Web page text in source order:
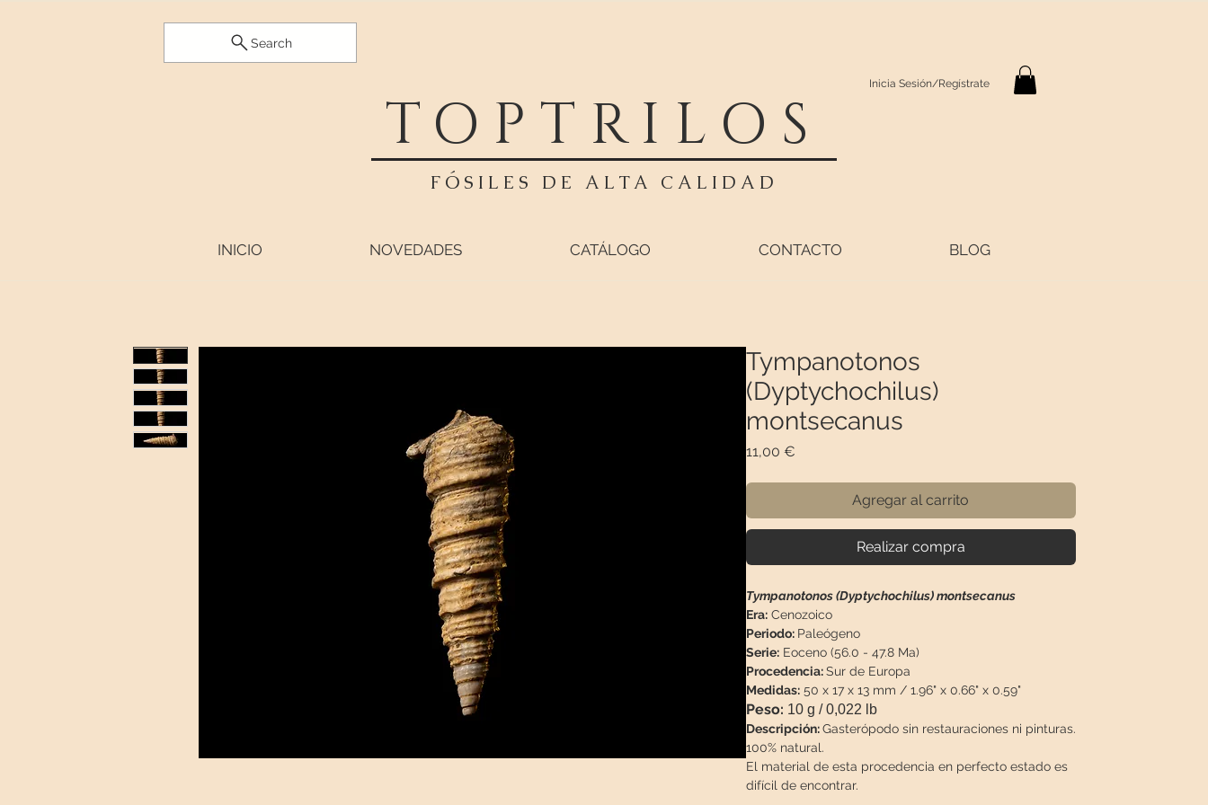
Search
TOPTRILOS
FÓSILES DE ALTA CALIDAD
Inicia Sesión/Regístrate
INICIO NOVEDADES CATÁLOGO CONTACTO BLOG
Tympanotonos
(Dyptychochilus)
montsecanus
11,00 €Precio
Agregar al carrito
Realizar compra
Tympanotonos (Dyptychochilus) montsecanus
Era:Cenozoico
Periodo: Paleógeno
Serie:Eoceno (56.0 - 47.8 Ma)
Procedencia:Sur de Europa
Medidas:50 x 17 x 13 mm / 1.96" x 0.66" x 0.59"
Peso: 10 g / 0,022 lb
Descripción:Gasterópodo sin restauraciones ni pinturas.
100% natural.
El material de esta procedencia en perfecto estado es
difícil de encontrar.